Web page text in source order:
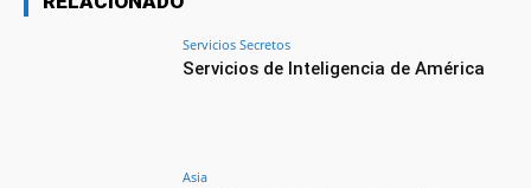
Servicios Secretos
Servicios de Inteligencia de América
Asia